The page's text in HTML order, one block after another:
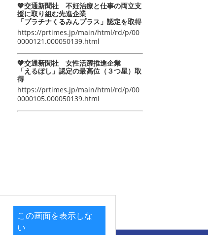
この画面を表示しな
い
💖交通新聞社 不妊治療と仕事の両立支
援に取り組む先進企業
「プラチナくるみんプラス」認定を取得
https://prtimes.jp/main/html/rd/p/00
0000121.000050139.html
💖交通新聞社 女性活躍推進企業
「えるぼし」認定の最高位（３つ星）取
得
https://prtimes.jp/main/html/rd/p/00
0000105.000050139.html